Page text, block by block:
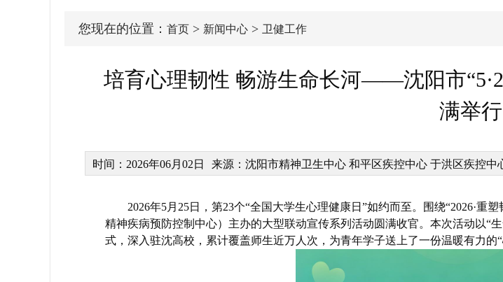
您现在的位置： 首页 > 新闻中心 > 卫健工作
培育心理韧性 畅游生命长河——沈阳市
满举行
时间：2026年06月02日 来源：沈阳市精神卫生中心 和平区疾控中心 于洪区疾控中
2026年5月25日，第23个“全国大学生心理健康日”如约而至。围绕“2026·
精神疾病预防控制中心）主办的大型联动宣传系列活动圆满收官。本次活动以“
式，深入驻沈高校，累计覆盖师生近万人次，为青年学子送上了一份温暖有力的“